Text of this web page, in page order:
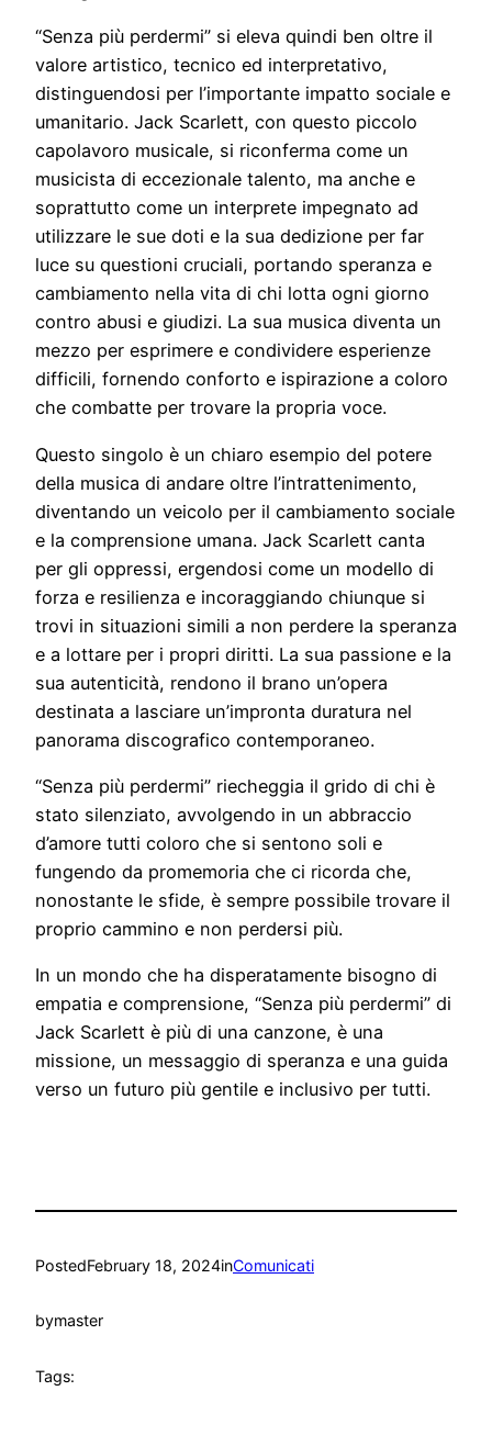
“Senza più perdermi” si eleva quindi ben oltre il
valore artistico, tecnico ed interpretativo,
distinguendosi per l’importante impatto sociale e
umanitario. Jack Scarlett, con questo piccolo
capolavoro musicale, si riconferma come un
musicista di eccezionale talento, ma anche e
soprattutto come un interprete impegnato ad
utilizzare le sue doti e la sua dedizione per far
luce su questioni cruciali, portando speranza e
cambiamento nella vita di chi lotta ogni giorno
contro abusi e giudizi. La sua musica diventa un
mezzo per esprimere e condividere esperienze
difficili, fornendo conforto e ispirazione a coloro
che combatte per trovare la propria voce.
Questo singolo è un chiaro esempio del potere
della musica di andare oltre l’intrattenimento,
diventando un veicolo per il cambiamento sociale
e la comprensione umana. Jack Scarlett canta
per gli oppressi, ergendosi come un modello di
forza e resilienza e incoraggiando chiunque si
trovi in situazioni simili a non perdere la speranza
e a lottare per i propri diritti. La sua passione e la
sua autenticità, rendono il brano un’opera
destinata a lasciare un’impronta duratura nel
panorama discografico contemporaneo.
“Senza più perdermi” riecheggia il grido di chi è
stato silenziato, avvolgendo in un abbraccio
d’amore tutti coloro che si sentono soli e
fungendo da promemoria che ci ricorda che,
nonostante le sfide, è sempre possibile trovare il
proprio cammino e non perdersi più.
In un mondo che ha disperatamente bisogno di
empatia e comprensione, “Senza più perdermi” di
Jack Scarlett è più di una canzone, è una
missione, un messaggio di speranza e una guida
verso un futuro più gentile e inclusivo per tutti.
PostedFebruary 18, 2024inComunicati
bymaster
Tags: